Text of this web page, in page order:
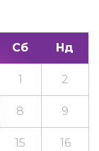
Сб Нд
1 2
8 9
15 16